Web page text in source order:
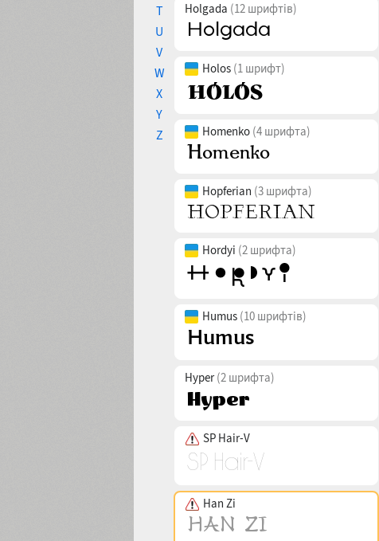
T
U
V
W
X
Y
Z
Holgada (12 шрифтів)
Holos (1 шрифт)
Homenko (4 шрифта)
Hopferian (3 шрифта)
Hordyi (2 шрифта)
Humus (10 шрифтів)
Hyper(2 шрифта)
SP Hair-V
Han Zi